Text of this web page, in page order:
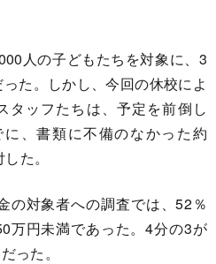
人の子どもたちを対象に、3
た。しかし、今回の休校によ
タッフたちは、予定を前倒し
、書類に不備のなかった約
た。
の対象者への調査では、52％
万円未満であった。4分の3が
った。